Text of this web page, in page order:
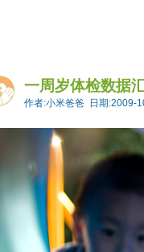
一周岁体检数据
作者:小米爸爸 日期:2009-